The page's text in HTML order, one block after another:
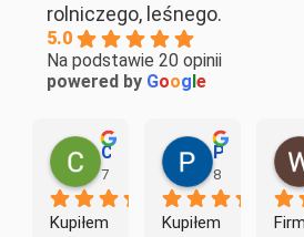
rolniczego, leśnego.
5.0
Na podstawie 20 opinii
powered by Google
Chevota22
7 miesięcy temu
Kupiłem
Piotr L.
8 miesięcy
Kupiłem